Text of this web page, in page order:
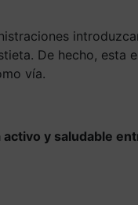
De hecho, esta
vía.
activo y saludable